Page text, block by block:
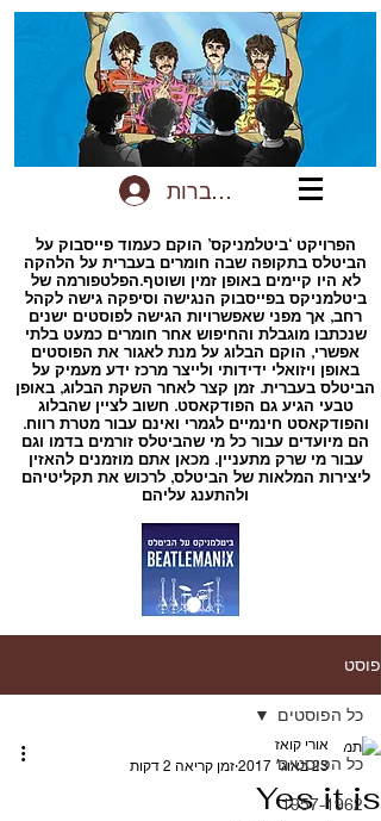
להתחברות
הפרויקט ‘ביטלמניקס’ הוקם כעמוד פייסבוק על
הביטלס בתקופה שבה חומרים בעברית על הלהקה
לא היו קיימים באופן זמין ושוטף.הפלטפורמה של
ביטלמניקס בפייסבוק הנגישה וסיפקה גישה לקהל
רחב, אך מפני שאפשרויות הגישה לפוסטים ישנים
שנכתבו מוגבלת והחיפוש אחר חומרים כמעט בלתי
אפשרי, הוקם הבלוג על מנת לאגור את הפוסטים
באופן ויזואלי ידידותי ולייצר מרכז ידע מעמיק על
הביטלס בעברית. זמן קצר לאחר השקת הבלוג, באופן
טבעי הגיע גם הפודקאסט. חשוב לציין שהבלוג
והפודקאסט חינמיים לגמרי ואינם עבור מטרת רווח.
הם מיועדים עבור כל מי שהביטלס זורמים בדמו וגם
עבור מי שרק מתעניין. מכאן אתם מוזמנים להאזין
ליצירות המלאות של הביטלס, לרכוש את תקליטיהם
ולהתענג עליהם
פוסט
כל הפוסטים
1957-1962
כל הפוסטים
Yes it is
אורי קואז
23 באוג׳ 2017
זמן קריאה 2 דקות